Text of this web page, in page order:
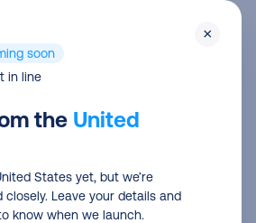
avec DHL
encore plus
×
soon
in line
the United
States yet, but we’re
Leave your details and
know when we launch.